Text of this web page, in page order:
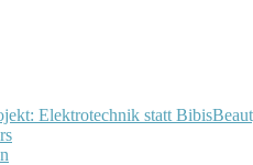
Elektrotechnik statt